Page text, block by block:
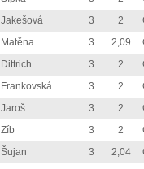
Jakešová 3 2
Matěna 3 2,09
Dittrich 3 2
Frankovská 3 2
Jaroš 3 2
Zíb 3 2
Šujan 3 2,04